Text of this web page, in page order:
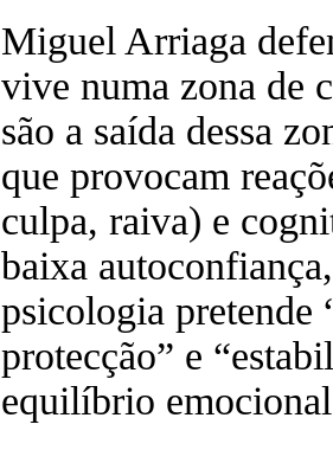
Miguel Arriaga
vive numa zona de
são a saída dessa
que provocam
culpa, raiva) e
baixa
psicologia pretende
protecção” e
equilíbrio